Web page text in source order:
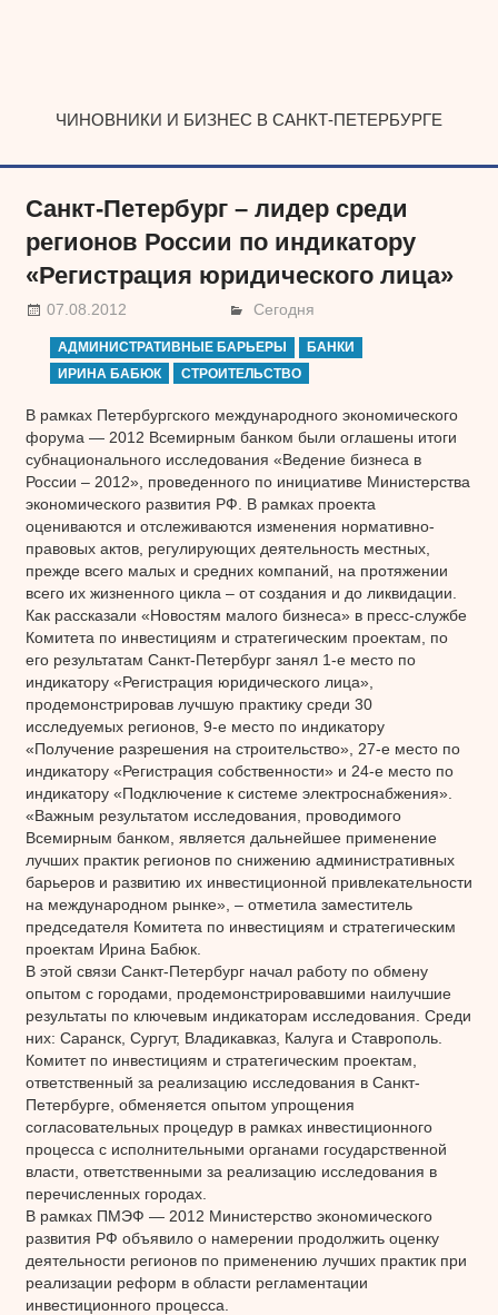
ЧИНОВНИКИ И БИЗНЕС В САНКТ-ПЕТЕРБУРГЕ
Санкт-Петербург – лидер среди
регионов России по индикатору
«Регистрация юридического лица»
07.08.2012 Сегодня
АДМИНИСТРАТИВНЫЕ БАРЬЕРЫ
БАНКИ
ИРИНА БАБЮК
СТРОИТЕЛЬСТВО
В рамках Петербургского международного экономического
форума — 2012 Всемирным банком были оглашены итоги
субнационального исследования «Ведение бизнеса в
России – 2012», проведенного по инициативе Министерства
экономического развития РФ. В рамках проекта
оцениваются и отслеживаются изменения нормативно-
правовых актов, регулирующих деятельность местных,
прежде всего малых и средних компаний, на протяжении
всего их жизненного цикла – от создания и до ликвидации.
Как рассказали «Новостям малого бизнеса» в пресс-службе
Комитета по инвестициям и стратегическим проектам, по
его результатам Санкт-Петербург занял 1-е место по
индикатору «Регистрация юридического лица»,
продемонстрировав лучшую практику среди 30
исследуемых регионов, 9-е место по индикатору
«Получение разрешения на строительство», 27-е место по
индикатору «Регистрация собственности» и 24-е место по
индикатору «Подключение к системе электроснабжения».
«Важным результатом исследования, проводимого
Всемирным банком, является дальнейшее применение
лучших практик регионов по снижению административных
барьеров и развитию их инвестиционной привлекательности
на международном рынке», – отметила заместитель
председателя Комитета по инвестициям и стратегическим
проектам Ирина Бабюк.
В этой связи Санкт-Петербург начал работу по обмену
опытом с городами, продемонстрировавшими наилучшие
результаты по ключевым индикаторам исследования. Среди
них: Саранск, Сургут, Владикавказ, Калуга и Ставрополь.
Комитет по инвестициям и стратегическим проектам,
ответственный за реализацию исследования в Санкт-
Петербурге, обменяется опытом упрощения
согласовательных процедур в рамках инвестиционного
процесса с исполнительными органами государственной
власти, ответственными за реализацию исследования в
перечисленных городах.
В рамках ПМЭФ — 2012 Министерство экономического
развития РФ объявило о намерении продолжить оценку
деятельности регионов по применению лучших практик при
реализации реформ в области регламентации
инвестиционного процесса.